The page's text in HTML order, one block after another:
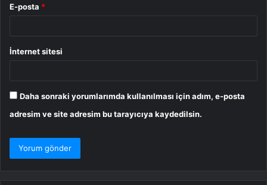
E-posta *
İnternet sitesi
Daha sonraki yorumlarımda kullanılması için adım, e-posta
adresim ve site adresim bu tarayıcıya kaydedilsin.